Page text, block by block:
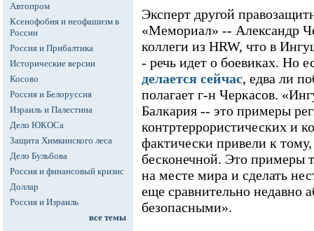
Автопром
Ксенофобия и неофашизм в
России
Россия и Прибалтика
Исторические версии
Косово
Россия и Белоруссия
Израиль и Палестина
Дело ЮКОСа
Защита Химкинского леса
Дело Бульбова
Россия и финансовый кризис
Доллар
Россия и Израиль
все темы
Эксперт другой
«Мемориал» -- Александр
коллеги из HRW, что в
- речь идет о боевиках. Но
делается сейчас, едва ли
полагает г-н Черкасов.
Балкария -- это примеры
контртеррористических и
фактически привели к
бесконечной. Это примеры
на месте мира и сделать
еще сравнительно
безопасными».